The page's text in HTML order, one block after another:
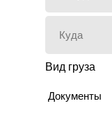
Вид груза